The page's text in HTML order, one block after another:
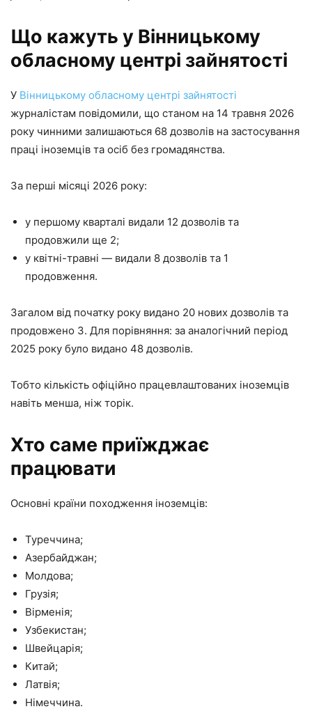
Що кажуть у Вінницькому
обласному центрі зайнятості
У Вінницькому обласному центрі зайнятості
журналістам повідомили, що станом на 14 травня 2026
року чинними залишаються 68 дозволів на застосування
праці іноземців та осіб без громадянства.
За перші місяці 2026 року:
у першому кварталі видали 12 дозволів та
продовжили ще 2;
у квітні-травні — видали 8 дозволів та 1
продовження.
Загалом від початку року видано 20 нових дозволів та
продовжено 3. Для порівняння: за аналогічний період
2025 року було видано 48 дозволів.
Тобто кількість офіційно працевлаштованих іноземців
навіть менша, ніж торік.
Хто саме приїжджає
працювати
Основні країни походження іноземців:
Туреччина;
Азербайджан;
Молдова;
Грузія;
Вірменія;
Узбекистан;
Швейцарія;
Китай;
Латвія;
Німеччина.